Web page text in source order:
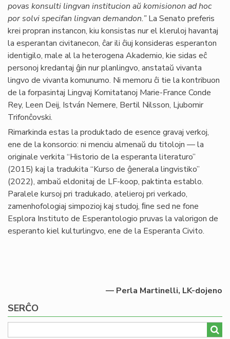
povas konsulti lingvan institucion aŭ komisionon ad hoc
por solvi specifan lingvan demandon.”La Senato preferis
krei propran instancon, kiu konsistas nur el kleruloj havantaj
la esperantan civitanecon, ĉar ili ĉiuj konsideras esperanton
identigilo, male al la heterogena Akademio, kie sidas eĉ
personoj kredantaj ĝin nur planlingvo, anstataŭ vivanta
lingvo de vivanta komunumo. Ni memoru ĉi tie la kontribuon
de la forpasintaj Lingvaj Komitatanoj Marie-France Conde
Rey, Leen Deij, István Nemere, Bertil Nilsson, Ljubomir
Trifonĉovski.
Rimarkinda estas la produktado de esence gravaj verkoj,
ene de la konsorcio: ni menciu almenaŭ du titolojn — la
originale verkita “Historio de la esperanta literaturo”
(2015) kaj la tradukita “Kurso de ĝenerala lingvistiko”
(2022), ambaŭ eldonitaj de LF-koop, paktinta establo.
Paralele kursoj pri tradukado, atelieroj pri verkado,
zamenhofologiaj simpozioj kaj studoj, ﬁne sed ne fone
Esplora Instituto de Esperantologio pruvas la valorigon de
esperanto kiel kulturlingvo, ene de la Esperanta Civito.
— Perla Martinelli, LK-dojeno
SERĈO